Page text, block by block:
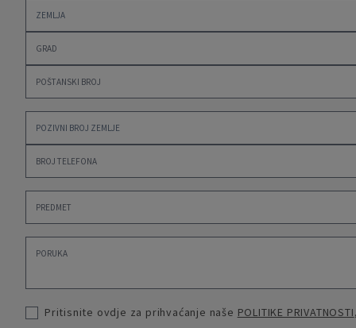
Pritisnite ovdje za prihvaćanje naše POLITIKE PRIVATNOSTI